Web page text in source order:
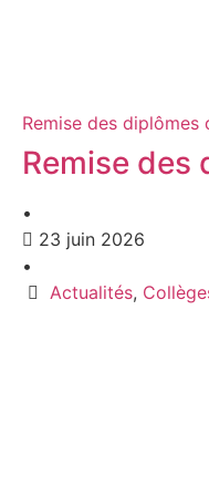
Remise des diplômes
Remise des
•
23 juin 2026
•
Actualités,